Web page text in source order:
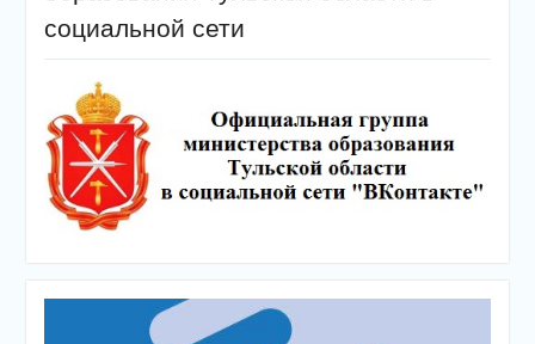
социальной сети